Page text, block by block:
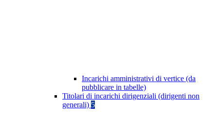
Incarichi amministrativi di vertice (da
pubblicare in tabelle)
Titolari di incarichi dirigenziali (dirigenti non
generali) 5